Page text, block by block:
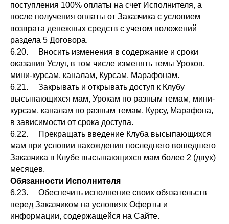
поступления 100% оплаты на счет Исполнителя, а
после получения оплаты от Заказчика с условием
возврата денежных средств с учетом положений
раздела 5 Договора.
6.20. Вносить изменения в содержание и сроки
оказания Услуг, в том числе изменять темы Уроков,
мини-курсам, каналам, Курсам, Марафонам.
6.21. Закрывать и открывать доступ к Клубу
высыпающихся мам, Урокам по разным темам, мини-
курсам, каналам по разным темам, Курсу, Марафона,
в зависимости от срока доступа.
6.22. Прекращать введение Клуба высыпающихся
мам при условии нахождения последнего вошедшего
Заказчика в Клубе высыпающихся мам более 2 (двух)
месяцев.
Обязанности Исполнителя
6.23. Обеспечить исполнение своих обязательств
перед Заказчиком на условиях Оферты и
информации, содержащейся на Сайте.